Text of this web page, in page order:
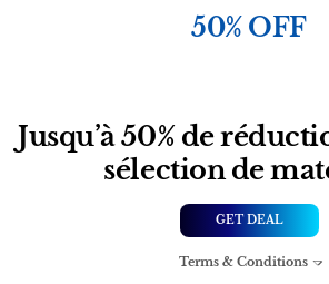
50% OFF
Jusqu’à 50% de
sélection de
GET DEAL
Terms & Conditions